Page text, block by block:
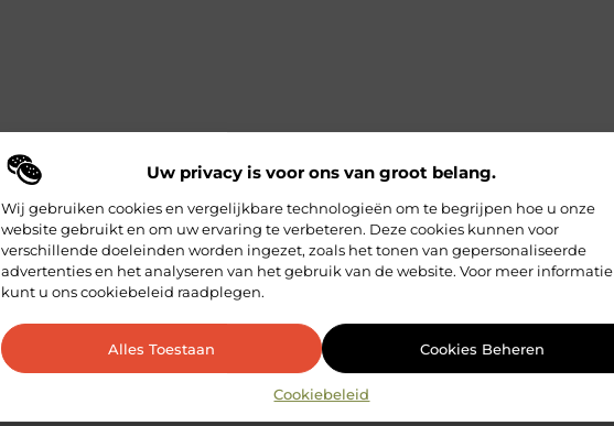
Uw privacy is voor ons van groot belang.
Wij gebruiken cookies en vergelijkbare technologieën om te begrijpen hoe u onze
website gebruikt en om uw ervaring te verbeteren. Deze cookies kunnen voor
verschillende doeleinden worden ingezet, zoals het tonen van gepersonaliseerde
advertenties en het analyseren van het gebruik van de website. Voor meer informatie
kunt u ons cookiebeleid raadplegen.
Alles Toestaan Cookies Beheren
Cookiebeleid